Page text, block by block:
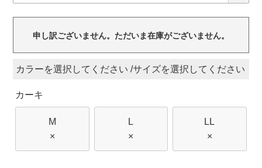
申し訳ございません。ただいま在庫がございません。
カラー サイズ
カーキ
M
×
L
×
LL
×